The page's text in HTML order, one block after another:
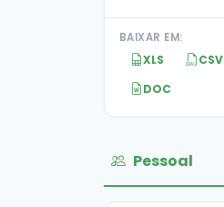
BAIXAR EM:
XLS CSV
DOC
Pessoal